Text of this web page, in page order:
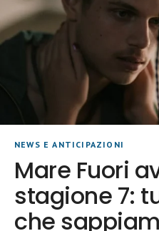
NEWS E ANTICIPAZIONI
Mare Fuori
stagione 7:
che